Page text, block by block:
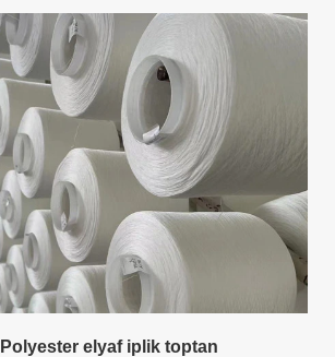
elyaf iplik toptan